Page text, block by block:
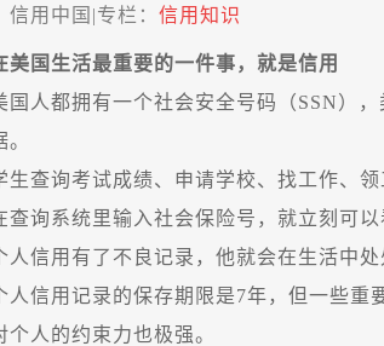
信用中国 |专栏： 信用知识
美国生活最重要的一件事，就是信用
都拥有一个社会安全号码（SSN）
询考试成绩、申请学校、找工作、领
查询系统里输入社会保险号，就立刻可以
用有了不良记录，他就会在生活中处
人信用记录的保存期限是7年，但一些重
个人的约束力也极强。